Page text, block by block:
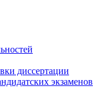
диссертации
экзаменов